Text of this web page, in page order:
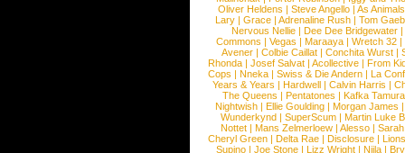
Oliver Heldens |Steve Angello |As Animals
Lary | Grace | Adrenaline Rush | Tom
Nervous Nellie | Dee Dee Bridgewater |
Commons |Vegas |Maraaya |Wretch 32 |
Avener | Colbie Caillat | Conchita Wurst |
Rhonda | Josef Salvat | Acollective | From
Cops | Nneka | Swiss & Die Andern | La
Years & Years |Hardwell |Calvin Harris |
The Queens | Pentatones | Kafka Tamura
Nightwish |Ellie Goulding |Morgan James
Wunderkynd | SuperScum | Martin Luke
Nottet |Mans Zelmerloew |Alesso |
Cheryl Green |Delta Rae |Disclosure |
Supino |Joe Stone |Lizz Wright |Niila |